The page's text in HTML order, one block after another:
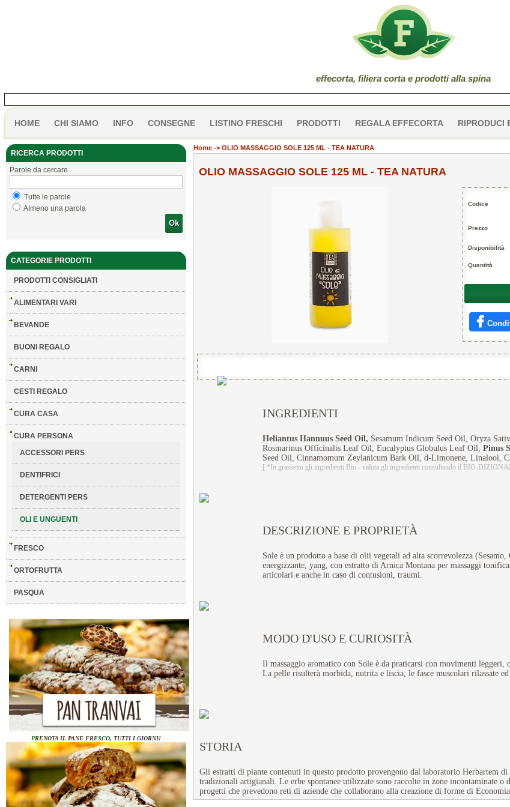
effecorta, filiera corta e prodotti alla spina
HOME CHI SIAMO INFO CONSEGNE LISTINO FRESCHI PRODOTTI REGALA EFFECORTA RIPRODUCI
RICERCA PRODOTTI
Parole da cercare
Tutte le parole
Almeno una parola
Ok
CATEGORIE PRODOTTI
PRODOTTI CONSIGLIATI
ALIMENTARI VARI
BEVANDE
BUONI REGALO
CARNI
CESTI REGALO
CURA CASA
CURA PERSONA
ACCESSORI PERS
DENTIFRICI
DETERGENTI PERS
OLI E UNGUENTI
FRESCO
ORTOFRUTTA
PASQUA
PRENOTA IL PANE FRESCO, TUTTI I GIORNI!
Home-> OLIO MASSAGGIO SOLE 125 ML - TEA NATURA
OLIO MASSAGGIO SOLE 125 ML - TEA NATURA
Codice
Prezzo
Disponibilità
Quantità
INGREDIENTI
Heliantus Hannuus Seed Oil, Sesamum Indicum Seed Oil, Oryza
Rosmarinus Officinalis Leaf Oil, Eucalyptus Globulus Leaf Oil, Pinus
Seed Oil, Cinnamomum Zeylanicum Bark Oil, d-Limonene, Linalool,
[ *In grassetto gli ingredienti Bio - valuta gli ingredienti consultando il BIO-
DESCRIZIONE E PROPRIETÀ
Sole è un prodotto a base di olii vegetali ad alta scorrevolezza
energizzante, yang, con estratto di Arnica Montana per massaggi
articolari e anche in caso di contusioni, traumi.
MODO D'USO E CURIOSITÀ
Il massaggio aromatico con Sole è da praticarsi con movimenti
La pelle risulterà morbida, nutrita e liscia, le fasce muscolari rilassate ed
STORIA
Gli estratti di piante contenuti in questo prodotto provengono dal laboratorio Herbartem
tradizionali artigianali. Le erbe spontanee utilizzate sono raccolte in zone incontaminate o
progetti che prevedono reti di aziende che collaborano alla creazione di forme di